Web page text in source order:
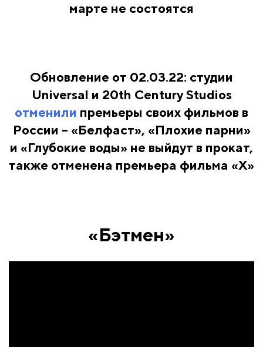
марте не состоятся
Обновление от 02.03.22: студии
Universal и 20th Century Studios
отменили премьеры своих фильмов в
России – «Белфаст», «Плохие парни»
и «Глубокие воды» не выйдут в прокат,
также отменена премьера фильма «X»
«Бэтмен»